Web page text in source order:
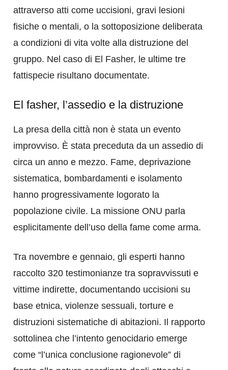
attraverso atti come uccisioni, gravi lesioni
fisiche o mentali, o la sottoposizione deliberata
a condizioni di vita volte alla distruzione del
gruppo. Nel caso di El Fasher, le ultime tre
fattispecie risultano documentate.
El fasher, l’assedio e la distruzione
La presa della città non è stata un evento
improvviso. È stata preceduta da un assedio di
circa un anno e mezzo. Fame, deprivazione
sistematica, bombardamenti e isolamento
hanno progressivamente logorato la
popolazione civile. La missione ONU parla
esplicitamente dell’uso della fame come arma.
Tra novembre e gennaio, gli esperti hanno
raccolto 320 testimonianze tra sopravvissuti e
vittime indirette, documentando uccisioni su
base etnica, violenze sessuali, torture e
distruzioni sistematiche di abitazioni. Il rapporto
sottolinea che l’intento genocidario emerge
come “l’unica conclusione ragionevole” di